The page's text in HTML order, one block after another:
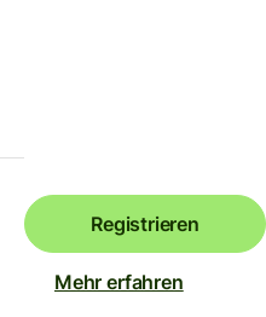
Registrieren
Mehr erfahren